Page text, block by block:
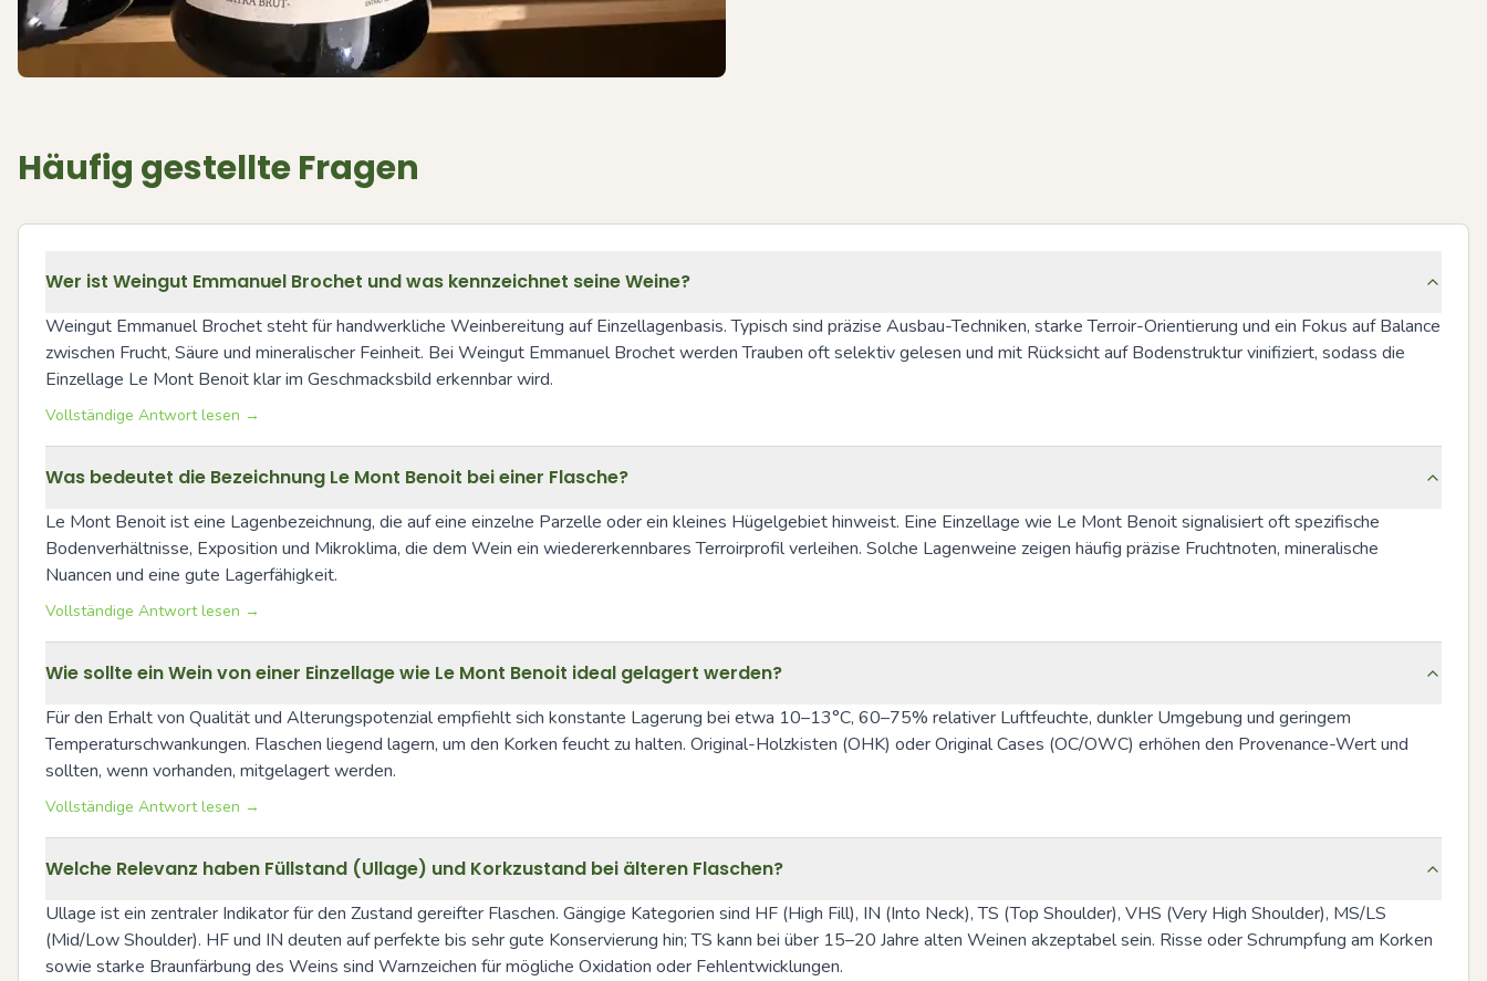
Häufig gestellte Fragen
Wer ist Weingut Emmanuel Brochet und was kennzeichnet seine Weine?
Weingut Emmanuel Brochet steht für handwerkliche Weinbereitung auf Einzellagenbasis. Typisch sind präzise Ausbau-Techniken, starke Terroir-Orientierung und ein Fokus auf Balance
zwischen Frucht, Säure und mineralischer Feinheit. Bei Weingut Emmanuel Brochet werden Trauben oft selektiv gelesen und mit Rücksicht auf Bodenstruktur vinifiziert, sodass die
Einzellage Le Mont Benoit klar im Geschmacksbild erkennbar wird.
Vollständige Antwort lesen →
Was bedeutet die Bezeichnung Le Mont Benoit bei einer Flasche?
Le Mont Benoit ist eine Lagenbezeichnung, die auf eine einzelne Parzelle oder ein kleines Hügelgebiet hinweist. Eine Einzellage wie Le Mont Benoit signalisiert oft spezifische
Bodenverhältnisse, Exposition und Mikroklima, die dem Wein ein wiedererkennbares Terroirprofil verleihen. Solche Lagenweine zeigen häufig präzise Fruchtnoten, mineralische
Nuancen und eine gute Lagerfähigkeit.
Vollständige Antwort lesen →
Wie sollte ein Wein von einer Einzellage wie Le Mont Benoit ideal gelagert werden?
Für den Erhalt von Qualität und Alterungspotenzial empfiehlt sich konstante Lagerung bei etwa 10–13°C, 60–75% relativer Luftfeuchte, dunkler Umgebung und geringem
Temperaturschwankungen. Flaschen liegend lagern, um den Korken feucht zu halten. Original-Holzkisten (OHK) oder Original Cases (OC/OWC) erhöhen den Provenance-Wert und
sollten, wenn vorhanden, mitgelagert werden.
Vollständige Antwort lesen →
Welche Relevanz haben Füllstand (Ullage) und Korkzustand bei älteren Flaschen?
Ullage ist ein zentraler Indikator für den Zustand gereifter Flaschen. Gängige Kategorien sind HF (High Fill), IN (Into Neck), TS (Top Shoulder), VHS (Very High Shoulder), MS/LS
(Mid/Low Shoulder). HF und IN deuten auf perfekte bis sehr gute Konservierung hin; TS kann bei über 15–20 Jahre alten Weinen akzeptabel sein. Risse oder Schrumpfung am Korken
sowie starke Braunfärbung des Weins sind Warnzeichen für mögliche Oxidation oder Fehlentwicklungen.